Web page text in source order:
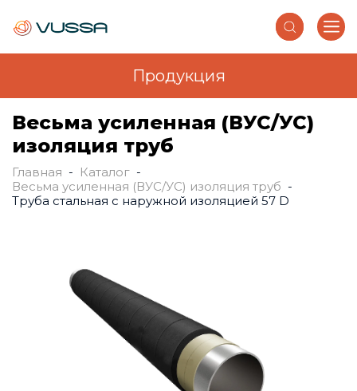
Весьма усиленная (ВУС/УС)
изоляция труб
Вы здесь
Главная - Каталог -
Весьма усиленная (ВУС/УС) изоляция труб -
Труба стальная с наружной изоляцией 57 D
Продукция